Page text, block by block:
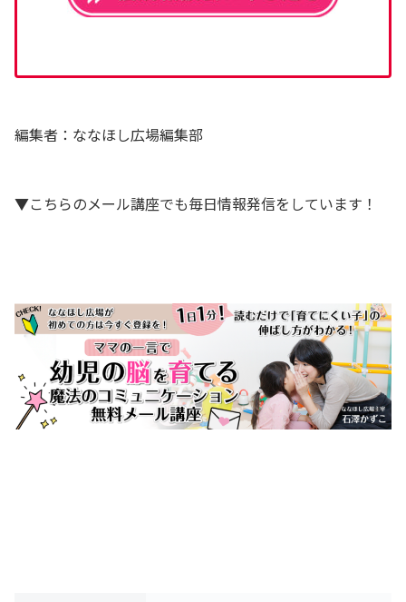
編集者：ななほし広場編集部
▼こちらのメール講座でも毎日情報発信をしています！